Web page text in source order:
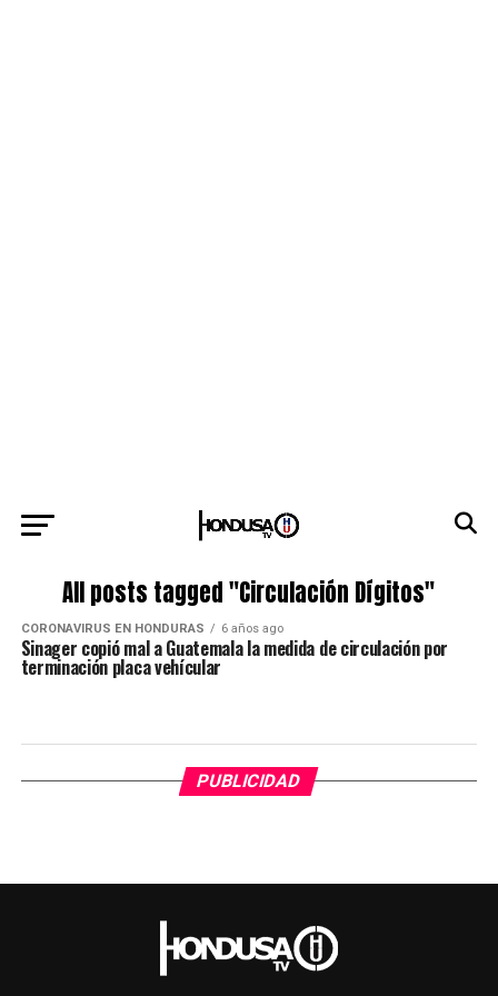
All posts tagged "Circulación Dígitos"
CORONAVIRUS EN HONDURAS 6 años ago
Sinager copió mal a Guatemala la medida de circulación por
terminación placa vehícular
PUBLICIDAD